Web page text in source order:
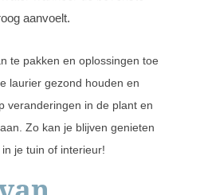
aanvoelt.
te pakken en oplossingen toe
laurier gezond houden en
veranderingen in de plant en
Zo kan je blijven genieten
je tuin of interieur!